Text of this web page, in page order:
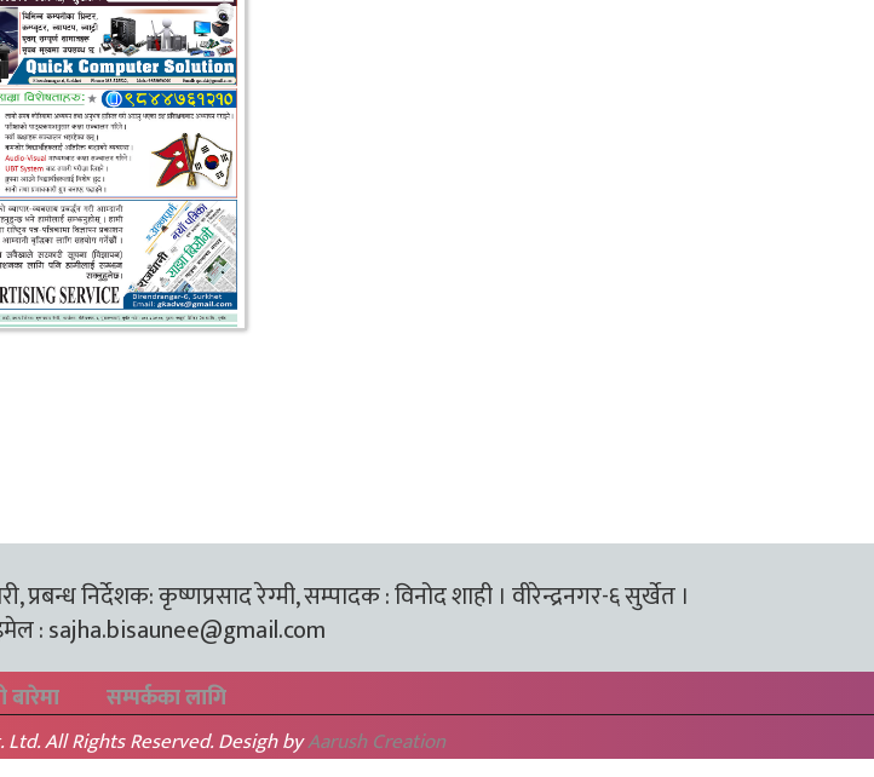
प्रबन्ध निर्देशक: कृष्णप्रसाद रेग्मी, सम्पादक : विनोद शाही । वीरेन्द्रनगर-६ सुर्खेत ।
:sajha.bisaunee@gmail.com
बारेमा सम्पर्कका लागि
All Rights Reserved. Desigh byAarush Creation